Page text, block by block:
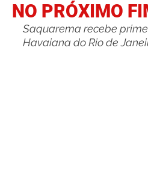
NO PRÓXIMO
Saquarema recebe
Havaiana do Rio de